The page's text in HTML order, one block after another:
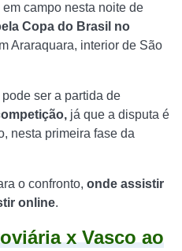
em campo nesta noite de
Copa do Brasil no
Araraquara, interior de São
ser a partida de
já que a disputa é
nesta primeira fase da
o confronto, onde assistir
online.
x Vasco ao